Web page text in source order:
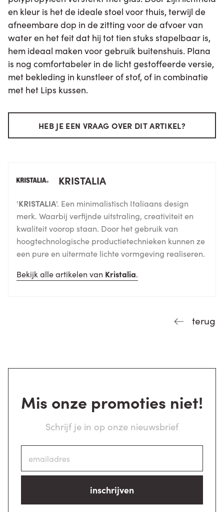
en kleur is het de ideale stoel voor thuis, terwijl de
afneembare dop in de zitting voor de afvoer van
water en het feit dat hij tot tien stuks stapelbaar is,
hem ideaal maken voor gebruik buitenshuis. Plana
is nog comfortabeler in de licht gestoffeerde versie,
met bekleding in kunstleer of stof, of in combinatie
met het Lips kussen.
HEB JE EEN VRAAG OVER DIT ARTIKEL?
KRISTALIA
'KRISTALIA'. Een minimalistisch Italiaans design
merk. Waarbij verfijnde uitstraling, creativiteit en
kwaliteit voorop staan. Door het gebruik van
hoogtechnologische productietechnieken kunnen ze
een pure en uitermate lichte vormgeving realiseren.
Bekijk alle artikelen van Kristalia.
terug
Mis onze promoties niet!
Schrijf je in op onze nieuwsbrief
inschrijven